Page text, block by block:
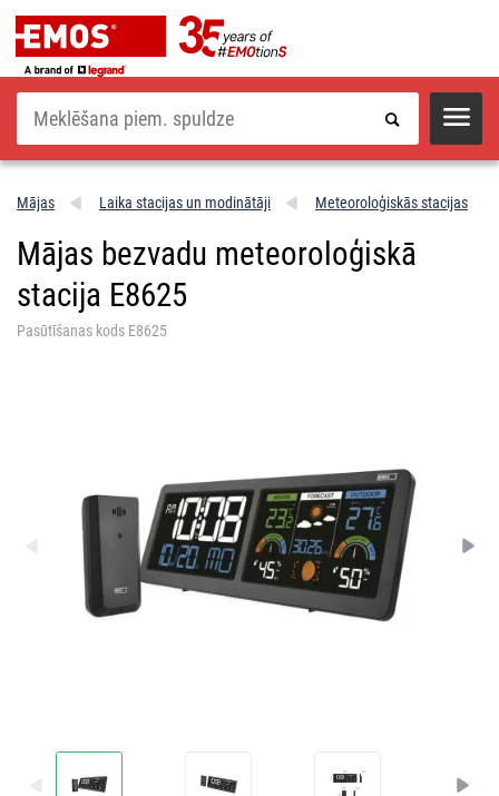
Meklēšana
Mājas Laika stacijas un modinātāji Meteoroloģiskās stacijas
Mājas bezvadu meteoroloģiskā
stacija E8625
Pasūtīšanas kods E8625